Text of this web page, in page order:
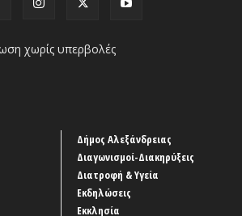
χωρίς υπερβολές
Δήμος Αλεξάνδρειας
Διαγωνισμοί-Διακηρύξεις
Διατροφή & Υγεία
Εκδηλώσεις
Εκκλησία